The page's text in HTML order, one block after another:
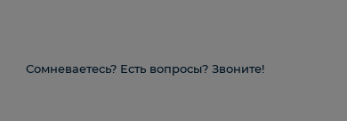
Сомневаетесь? Есть вопросы? Звоните!